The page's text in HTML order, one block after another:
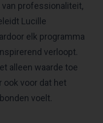
professionaliteit,
Lucille
elk programma
verloopt.
alleen waarde toe
ook voor dat het
voelt.